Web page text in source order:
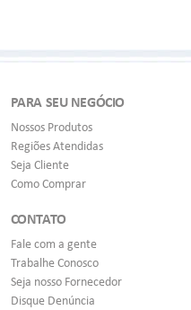
PARA SEU NEGÓCIO
Nossos Produtos
Regiões Atendidas
Seja Cliente
Como Comprar
CONTATO
Fale com a gente
Trabalhe Conosco
Seja nosso Fornecedor
Disque Denúncia